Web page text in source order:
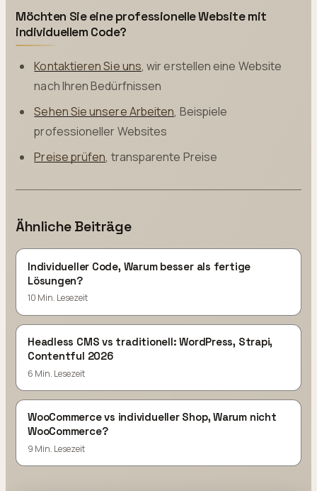
Möchten Sie eine professionelle Website mit
individuellem Code?
Kontaktieren Sie uns, wir erstellen eine Website
nach Ihren Bedürfnissen
Sehen Sie unsere Arbeiten, Beispiele
professioneller Websites
Preise prüfen, transparente Preise
Ähnliche Beiträge
Individueller Code, Warum besser als fertige
Lösungen?
10 Min. Lesezeit
Headless CMS vs traditionell: WordPress, Strapi,
Contentful 2026
6 Min. Lesezeit
WooCommerce vs individueller Shop, Warum nicht
WooCommerce?
9 Min. Lesezeit